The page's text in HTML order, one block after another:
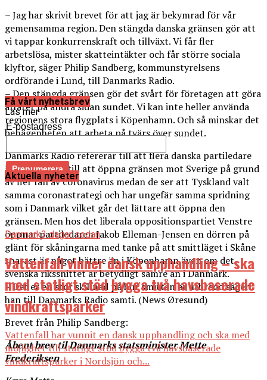
– Jag har skrivit brevet för att jag är bekymrad för vår
gemensamma region. Den stängda danska gränsen gör att
vi tappar konkurrenskraft och tillväxt. Vi får fler
arbetslösa, mister skatteintäkter och får större sociala
klyftor, säger Philip Sandberg, kommunstyrelsens
ordförande i Lund, till Danmarks Radio.
– Den stängda gränsen gör det svårt för företagen att göra
affärer på andra sidan sundet. Vi kan inte heller använda
regionens stora flygplats i Köpenhamn. Och så minskar det
benägenheten att arbeta på tvärs över sundet.
Danmarks Radio refererar till att flera danska partiledare
är tveksamma till att öppna gränsen mot Sverige på grund
av fler fall av coronavirus medan de ser att Tyskland valt
samma coronastrategi och har ungefär samma spridning
som i Danmark vilket går det lättare att öppna den
gränsen. Men hos det liberala oppositionspartiet Venstre
öppnar partiledaren Jakob Elleman-Jensen en dörren på
glänt för skåningarna med tanke på att smittläget i Skåne
snarast är något bättre än i Köpenhamn även om det
svenska rikssnittet är betydligt sämre än i Danmark.
– Det er en stor skillnad på hur smittan är utbredd säger
han till Danmarks Radio samti. (News Øresund)
Brevet från Philip Sandberg:
Åbent brev til Danmarks statsminister Mette
Frederiksen
Läs mer
Få vårt nyhetsbrev
E-postadress
Aktuella nyheter
Danmark3 dagar sedan
Vattenfall vinner dansk upphandling – ska
med statligt stöd bygga två havsbaserade
vindkraftsparker
Vattenfall har vunnit en dansk upphandling och ska med
möjlighet till statligt stöd bygga två havsbaserade
vindkraftsparker i Nordsjön och...